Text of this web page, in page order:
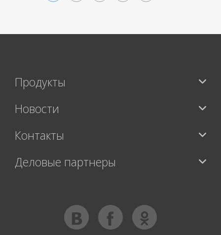
Продукты
Новости
Контакты
Деловые партнеры